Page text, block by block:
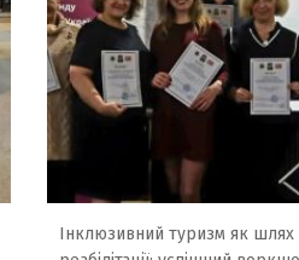
Інклюзивний туризм як шлях